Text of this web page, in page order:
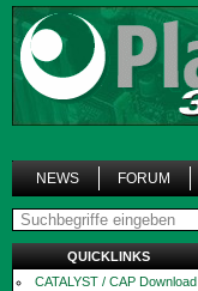
NEWS FORUM
QUICKLINKS
CATALYST / CAP Download